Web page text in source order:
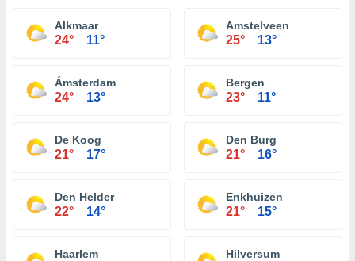
Alkmaar
24° 11°
Amstelveen
25° 13°
Ámsterdam
24° 13°
Bergen
23° 11°
De Koog
21° 17°
Den Burg
21° 16°
Den Helder
22° 14°
Enkhuizen
21° 15°
Haarlem Hilversum